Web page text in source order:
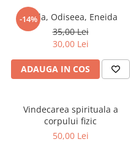
-14%
Iliada, Odiseea, Eneida
35,00 Lei
30,00 Lei
ADAUGA IN COS
Vindecarea spirituala a
corpului fizic
50,00 Lei